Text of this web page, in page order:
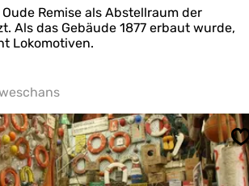
Remise als Abstellraum der
Als das Gebäude 1877 erbaut wurde,
Lokomotiven.